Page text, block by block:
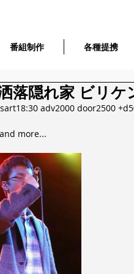
番組制作 各種提携
落隠れ家 ビリケ
adv2000 door2500
more...